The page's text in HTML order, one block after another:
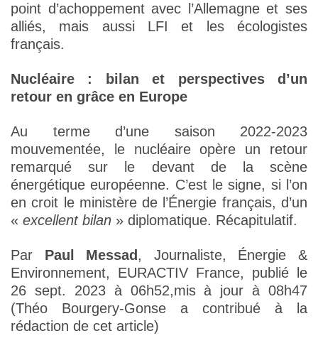
point d’achoppement avec l’Allemagne et ses
alliés, mais aussi LFI et les écologistes
français.
Nucléaire : bilan et perspectives d’un
retour en grâce en Europe
Au terme d’une saison 2022-2023
mouvementée, le nucléaire opère un retour
remarqué sur le devant de la scène
énergétique européenne. C’est le signe, si l’on
en croit le ministère de l’Énergie français, d’un
« excellent bilan » diplomatique. Récapitulatif.
Par Paul Messad , Journaliste, Énergie &
Environnement, EURACTIV France, publié le
26 sept. 2023 à 06h52,mis à jour à 08h47
(Théo Bourgery-Gonse a contribué à la
rédaction de cet article)